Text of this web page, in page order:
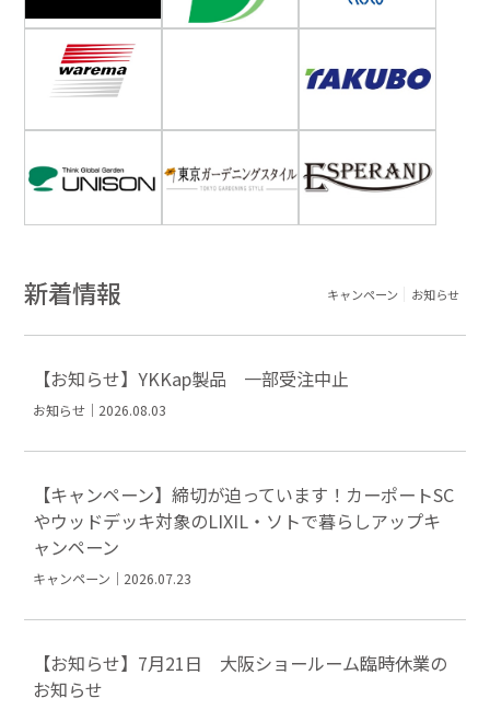
新着情報 キャンペーン お知らせ
【お知らせ】YKKap製品 一部受注中止
お知らせ｜2026.08.03
【キャンペーン】締切が迫っています！カーポートSC
やウッドデッキ対象のLIXIL・ソトで暮らしアップキ
ャンペーン
キャンペーン｜2026.07.23
【お知らせ】7月21日 大阪ショールーム臨時休業の
お知らせ